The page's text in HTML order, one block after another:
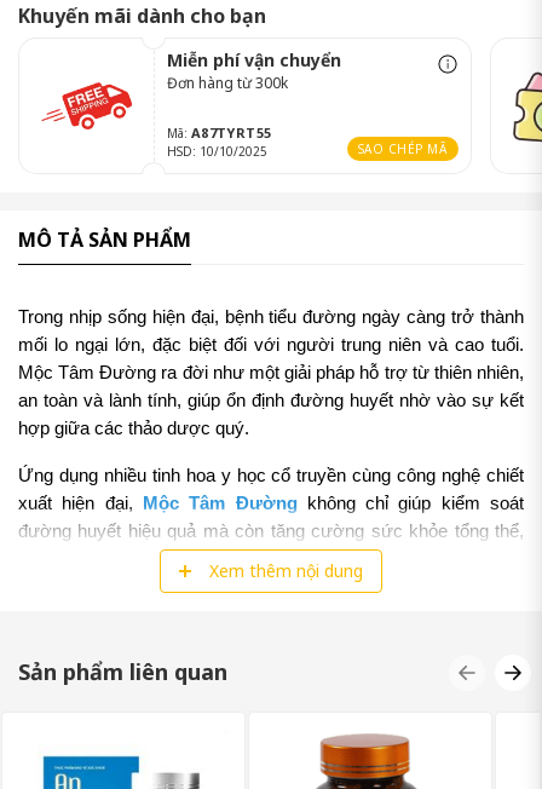
Khuyến mãi dành cho bạn
Miễn phí vận chuyển
Đơn hàng từ 300k
Mã: A87TYRT55
HSD: 10/10/2025 SAO CHÉP MÃ
MÔ TẢ SẢN PHẨM
Trong nhịp sống hiện đại, bệnh tiểu đường ngày càng trở thành
mối lo ngại lớn, đặc biệt đối với người trung niên và cao tuổi.
Mộc Tâm Đường ra đời như một giải pháp hỗ trợ từ thiên nhiên,
an toàn và lành tính, giúp ổn định đường huyết nhờ vào sự kết
hợp giữa các thảo dược quý.
Ứng dụng nhiều tinh hoa y học cổ truyền cùng công nghệ chiết
xuất hiện đại,
Mộc Tâm Đường không chỉ giúp kiểm soát
đường huyết hiệu quả mà còn tăng cường sức khỏe tổng thể,
đồng thời hỗ trợ phòng ngừa các biến chứng nguy hiểm do tiểu
Xem thêm nội dung
Sản phẩm liên quan